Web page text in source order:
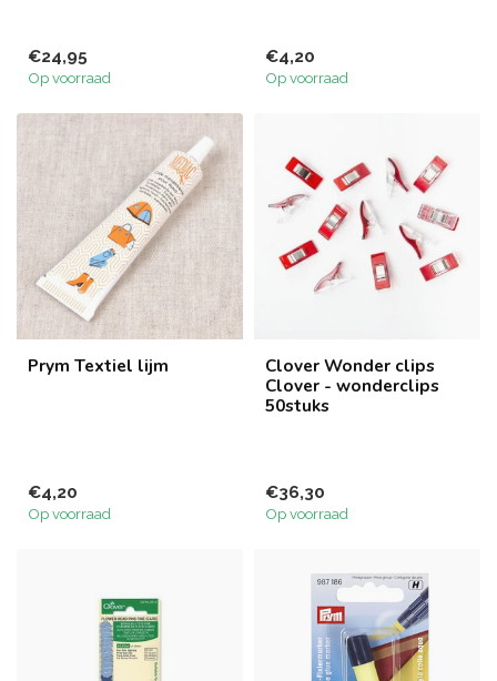
€24,95
Op voorraad
€4,20
Op voorraad
Prym Textiel lijm
€4,20
Op voorraad
Clover Wonder clips
Clover - wonderclips
50stuks
€36,30
Op voorraad